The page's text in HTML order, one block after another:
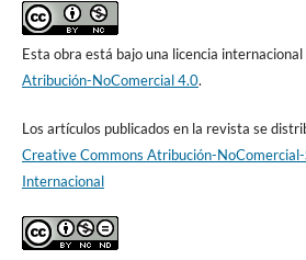
Esta obra está bajo una licencia internacional
Atribución-NoComercial 4.0.
Los artículos publicados en la revista se
Creative Commons Atribución-
Internacional